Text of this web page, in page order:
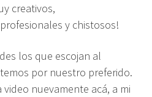
creativos,
y chistosos!
los que escojan al
por nuestro preferido.
nuevamente acá, a mi